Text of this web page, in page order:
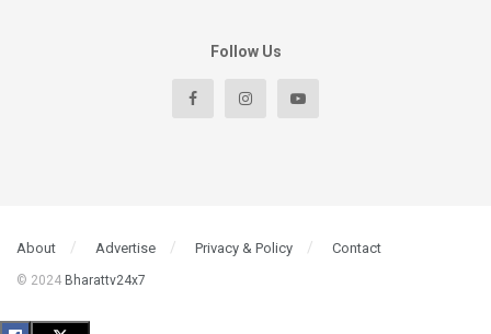
Follow Us
About Advertise Privacy & Policy Contact
© 2024 Bharattv24x7